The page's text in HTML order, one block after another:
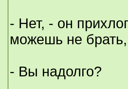
- Нет, - он
можешь не
- Вы надолго?